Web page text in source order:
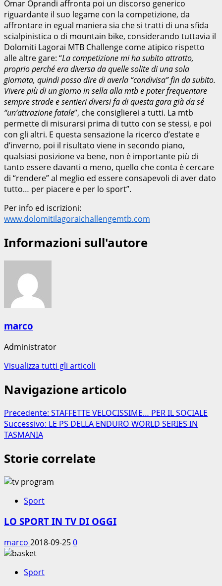
Omar Oprandi affronta poi un discorso generico
riguardante il suo legame con la competizione, da
affrontare in egual maniera sia che si tratti di una sfida
scialpinistica o di mountain bike, considerando tuttavia il
Dolomiti Lagorai MTB Challenge come atipico rispetto
alle altre gare: “La competizione mi ha subito attratto,
proprio perché era diversa da quelle solite di una sola
giornata, quindi posso dire di averla “condivisa” fin da subito.
Vivere più di un giorno in sella alla mtb e poter frequentare
sempre strade e sentieri diversi fa di questa gara già da sé
“un’attrazione fatale”, che consiglierei a tutti. La mtb
permette di misurarsi prima di tutto con se stessi, e poi
con gli altri. E questa sensazione la ricerco d’estate e
d’inverno, poi il risultato viene in secondo piano,
qualsiasi posizione va bene, non è importante più di
tanto essere davanti o meno, quello che conta è cercare
di “rendere” al meglio ed essere consapevoli di aver dato
tutto… per piacere e per lo sport”.
Per info ed iscrizioni:
www.dolomitilagoraichallengemtb.com
Informazioni sull'autore
marco
Administrator
Visualizza tutti gli articoli
Navigazione articolo
Precedente: STAFFETTE VELOCISSIME… PER IL SOCIALE
Successivo: LE PS DELLA ENDURO WORLD SERIES IN
TASMANIA
Storie correlate
Sport
LO SPORT IN TV DI OGGI
marco 2018-09-250
Sport